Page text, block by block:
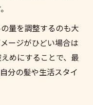
量を調整するのも大
ージがひどい場合は
めにすることで、最
分の髪や生活スタイ